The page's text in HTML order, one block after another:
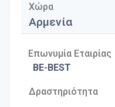
Χώρα
Αρμενία
Επωνυμία Εταιρίας
BE-BEST
Δραστηριότητα